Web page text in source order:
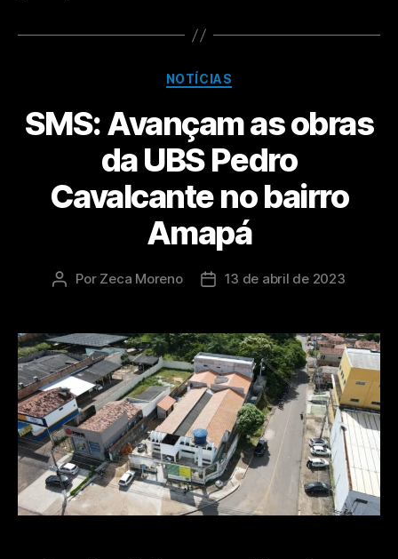
NOTÍCIAS
SMS: Avançam as obras
da UBS Pedro
Cavalcante no bairro
Amapá
Por Zeca Moreno 13 de abril de 2023